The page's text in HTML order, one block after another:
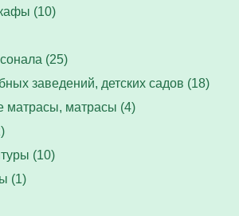
(10)
(25)
заведений, детских садов (18)
матрасы, матрасы (4)
(10)
(1)